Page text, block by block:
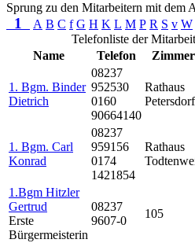
Sprung zu den Mitarbeitern mit dem
1 A B C f G H K L M P R S v W
Telefonliste der
Name
Telefon Zimmer
1. Bgm. Binder
Dietrich
08237
952530
0160
90664140
Rathaus
Petersdorf
1. Bgm. Carl
Konrad
08237
959156
0174
1421854
Rathaus
1.Bgm Hitzler
Gertrud
Erste
Bürgermeisterin
08237
9607-0
105